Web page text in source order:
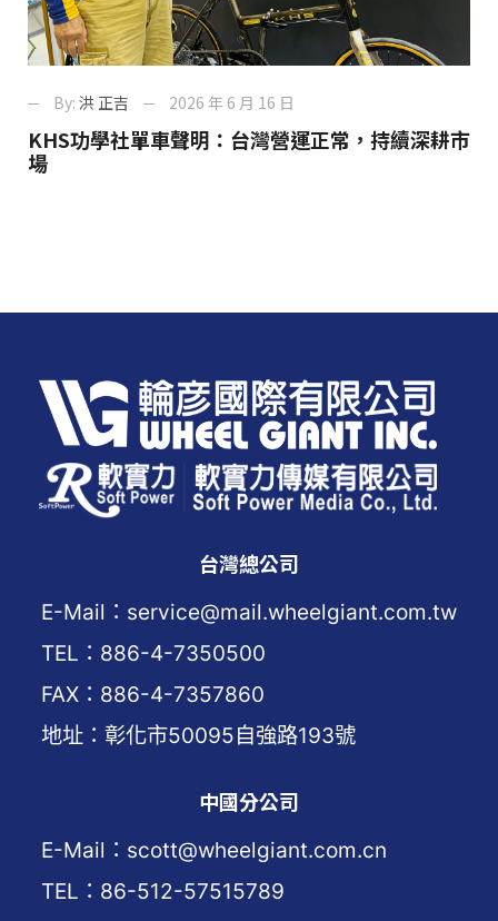
By: 洪 正吉 2026 年 6 月 16 日
KHS功學社單車聲明：台灣營運正常，持續深耕市
場
台灣總公司
E-Mail：service@mail.wheelgiant.com.tw
TEL：886-4-7350500
FAX：886-4-7357860
地址：彰化市50095自強路193號
中國分公司
E-Mail：scott@wheelgiant.com.cn
TEL：86-512-57515789